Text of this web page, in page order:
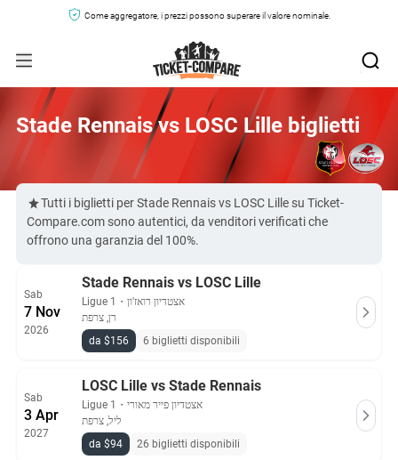
Come aggregatore, i prezzi possono superare il valore nominale.
Stade Rennais vs LOSC Lille biglietti
Tutti i biglietti per Stade Rennais vs LOSC Lille su Ticket-
Compare.com sono autentici, da venditori verificati che
offrono una garanzia del 100%.
Sab
7 Nov
2026
Stade Rennais vs LOSC Lille
Ligue 1 ・ אצטדיון רואז'ון
רן, צרפת
da $156
6 biglietti disponibili
Sab
3 Apr
2027
LOSC Lille vs Stade Rennais
Ligue 1 ・ אצטדיון פייר מאורי
ליל, צרפת
da $94
26 biglietti disponibili